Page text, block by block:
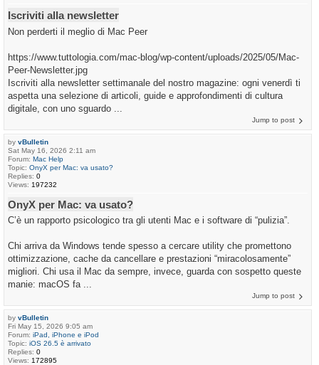
Iscriviti alla newsletter
Non perderti il meglio di Mac Peer
https://www.tuttologia.com/mac-blog/wp-content/uploads/2025/05/Mac-
Peer-Newsletter.jpg
Iscriviti alla newsletter settimanale del nostro magazine: ogni venerdì ti
aspetta una selezione di articoli, guide e approfondimenti di cultura
digitale, con uno sguardo ...
Jump to post
by vBulletin
Sat May 16, 2026 2:11 am
Forum: Mac Help
Topic: OnyX per Mac: va usato?
Replies: 0
Views: 197232
OnyX per Mac: va usato?
C’è un rapporto psicologico tra gli utenti Mac e i software di “pulizia”.
Chi arriva da Windows tende spesso a cercare utility che promettono
ottimizzazione, cache da cancellare e prestazioni “miracolosamente”
migliori. Chi usa il Mac da sempre, invece, guarda con sospetto queste
manie: macOS fa ...
Jump to post
by vBulletin
Fri May 15, 2026 9:05 am
Forum: iPad, iPhone e iPod
Topic: iOS 26.5 è arrivato
Replies: 0
Views: 172895